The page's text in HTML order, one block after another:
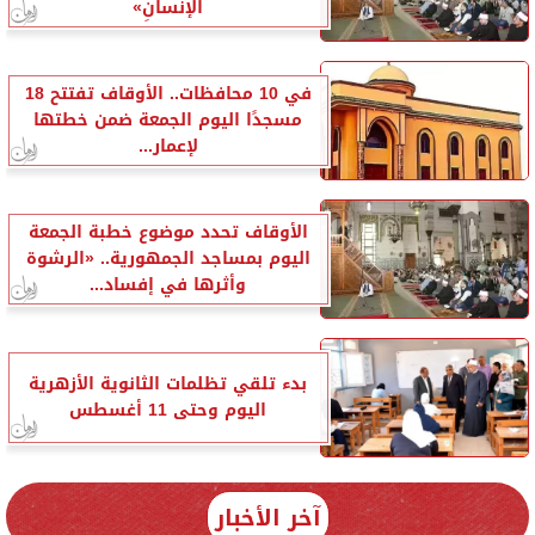
الإنسانِ»
في 10 محافظات.. الأوقاف تفتتح 18
مسجدًا اليوم الجمعة ضمن خطتها
لإعمار...
الأوقاف تحدد موضوع خطبة الجمعة
اليوم بمساجد الجمهورية.. «الرشوة
وأثرها في إفساد...
بدء تلقي تظلمات الثانوية الأزهرية
اليوم وحتى 11 أغسطس
آخر الأخبار